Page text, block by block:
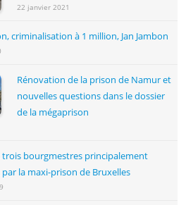
22 janvier 2021
criminalisation à 1 million, Jan Jambon
Rénovation de la prison de Namur et
nouvelles questions dans le dossier
de la mégaprison
trois bourgmestres principalement
la maxi-prison de Bruxelles